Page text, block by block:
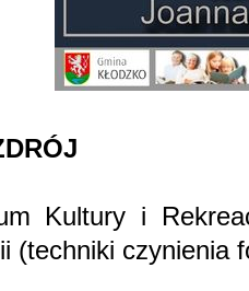
Kultury i
(techniki czynienia